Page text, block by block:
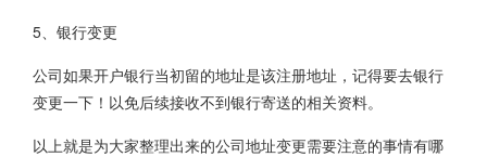
5、银行变更
公司如果开户银行当初留的地址是该注册地址，记得要去银行
变更一下！以免后续接收不到银行寄送的相关资料。
以上就是为大家整理出来的公司地址变更需要注意的事情有哪